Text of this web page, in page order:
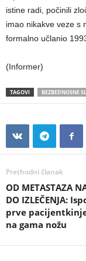
istine radi, počinili
imao nikakve veze s
formalno učlanio
(Informer)
TAGOVI BEZBEDNOSNE
Prethodni članak
OD METASTAZA
DO IZLEČENJA:
prve
na gama nožu